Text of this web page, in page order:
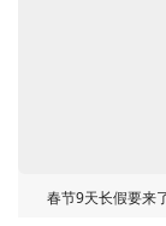
春节9天长假要来